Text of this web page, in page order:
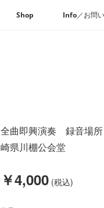
Shop Info／お問
全曲即興演奏 録音場
崎県川棚公会堂
￥4,000 (税込)